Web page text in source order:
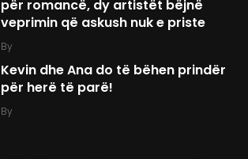
për romancë, dy artistët bëjnë
veprimin që askush nuk e priste
By
Kevin dhe Ana do të bëhen prindër
për herë të parë!
By